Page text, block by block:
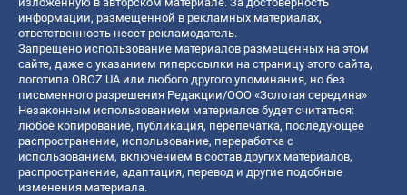
информации, размещенной в рекламных материалах,
ответственность несет рекламодатель.
Запрещено использование материалов размещенных на этом
сайте, даже с указанием гиперссылки на страницу этого сайта,
логотипа OBOZ.UA или любого другого упоминания, но без
письменного разрешения Редакции/ООО «Золотая середина»
Незаконным использованием материалов будет считаться:
любое копирование, публикация, перепечатка, последующее
распространение, использование, переработка с
использованием, включением в состав других материалов,
распространение, адаптация, перевод и другие подобные
изменения материала.